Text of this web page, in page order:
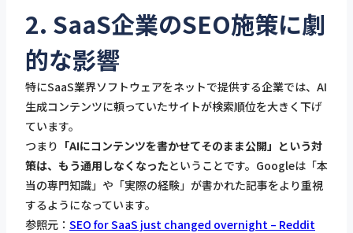
2. SaaS企業のSEO施策に劇
的な影響
特にSaaS業界ソフトウェアをネットで提供する企業では、AI
生成コンテンツに頼っていたサイトが検索順位を大きく下げ
ています。
つまり 「AIにコンテンツを書かせてそのまま公開」という対
策は、もう通用しなくなったということです。Googleは「本
当の専門知識」や「実際の経験」が書かれた記事をより重視
するようになっています。
参照元： SEO for SaaS just changed overnight – Reddit